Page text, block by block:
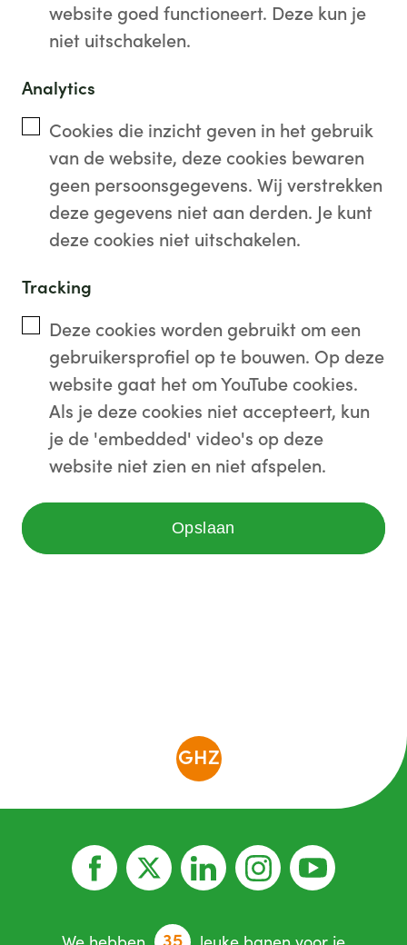
website goed functioneert. Deze kun je
niet uitschakelen.
Analytics
Cookies die inzicht geven in het gebruik
van de website, deze cookies bewaren
geen persoonsgegevens. Wij verstrekken
deze gegevens niet aan derden. Je kunt
deze cookies niet uitschakelen.
Tracking
Deze cookies worden gebruikt om een
gebruikersprofiel op te bouwen. Op deze
website gaat het om YouTube cookies.
Als je deze cookies niet accepteert, kun
je de 'embedded' video's op deze
website niet zien en niet afspelen.
Opslaan
GHZ